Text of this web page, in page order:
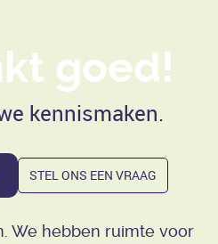
goed!
kennismaken.
STEL ONS EEN VRAAG
We hebben ruimte voor